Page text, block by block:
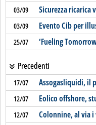
03/09 Sicurezza ricarica
03/09 Evento Cib per
25/07 ‘Fueling
Precedenti
17/07 Assogasliquidi, il
12/07 Eolico offshore,
12/07 Colonnine, al via i